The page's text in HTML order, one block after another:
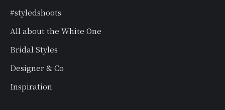
#styledshoots
All about the White One
Bridal Styles
Designer & Co
Inspiration